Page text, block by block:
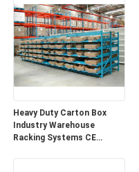
Heavy Duty Carton Box
Industry Warehouse
Racking Systems CE